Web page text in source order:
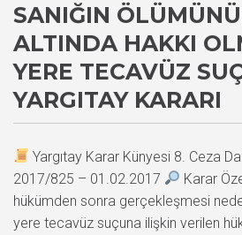
SANIĞIN
ALTINDA HAKKI
YERE TECAVÜZ
YARGITAY KARARI
Yargıtay Karar Künyesi 8. Ceza
2017/825 – 01.02.2017
Karar
hükümden sonra gerçekleşmesi
yere tecavüz suçuna ilişkin verilen